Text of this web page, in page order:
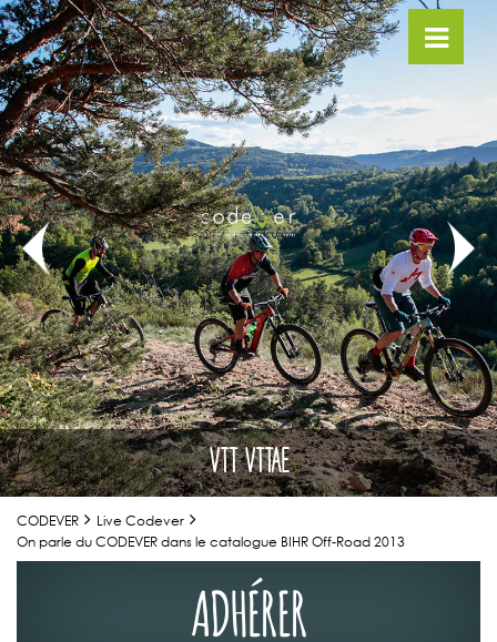
VTT VTTAE
CODEVER
Live Codever
On parle du CODEVER dans le catalogue BIHR Off-Road 2013
ADHÉRER